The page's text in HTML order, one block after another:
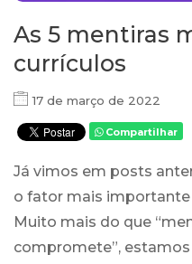
As 5 mentiras
currículos
17 de março de 2022
Compartilhar
Já vimos em posts
o fator mais
Muito mais do que
compromete”,